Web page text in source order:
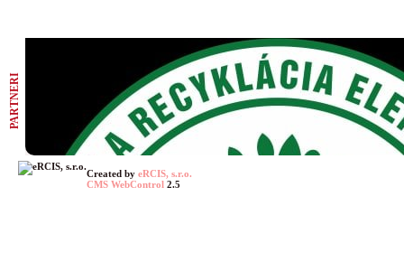
PARTNERI
Created by eRCIS, s.r.o.
CMS WebControl 2.5